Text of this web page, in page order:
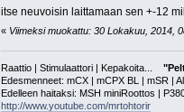
itse neuvoisin laittamaan sen +-12
« Viimeksi muokattu: 30 Lokakuu, 2014,
Raattio | Stimulaattori | Kepakoita...
Edesmenneet: mCX | mCPX BL | mSR |
Edelleen haitaksi: MSH miniRoottos |
http://www.youtube.com/mrtohtorir